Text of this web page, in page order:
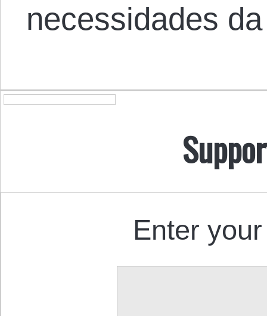
necessidades
Enter